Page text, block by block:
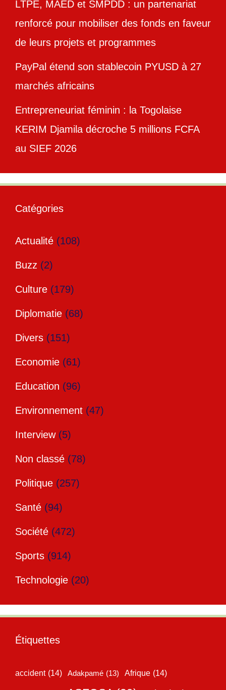
LTPE, MAED et SMPDD : un partenariat
renforcé pour mobiliser des fonds en faveur
de leurs projets et programmes
PayPal étend son stablecoin PYUSD à 27
marchés africains
Entrepreneuriat féminin : la Togolaise
KERIM Djamila décroche 5 millions FCFA
au SIEF 2026
Catégories
Actualité (108)
Buzz (2)
Culture (179)
Diplomatie (68)
Divers (151)
Economie (61)
Education (96)
Environnement (47)
Interview(5)
Non classé (78)
Politique (257)
Santé (94)
Société (472)
Sports (914)
Technologie (20)
Étiquettes
accident (14) Adakpamé (13) Afrique (14)